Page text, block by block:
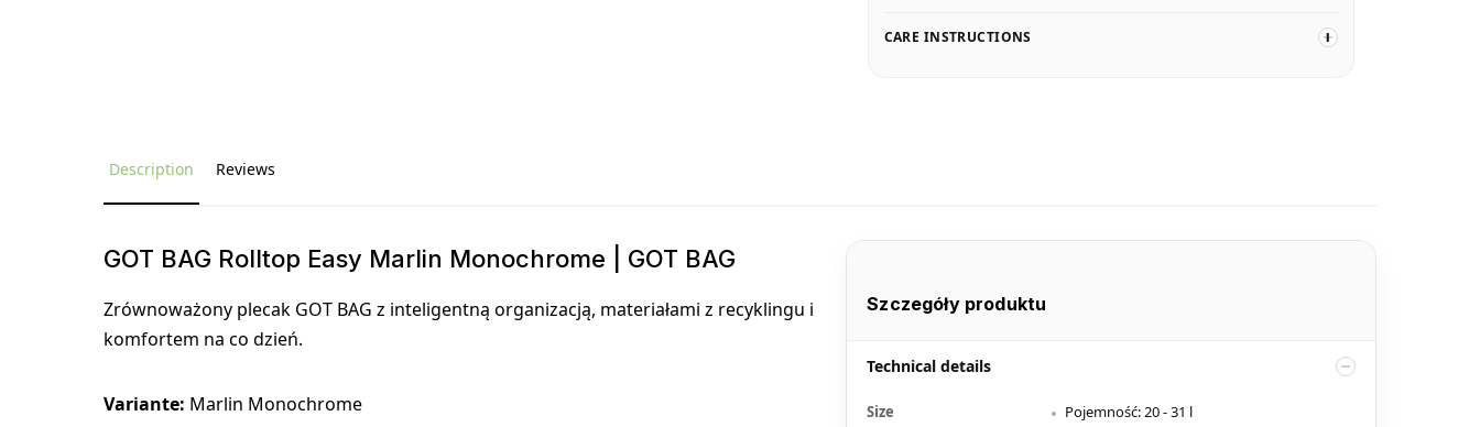
CARE INSTRUCTIONS
Description Reviews
GOT BAG Rolltop Easy Marlin Monochrome | GOT BAG
Zrównoważony plecak GOT BAG z inteligentną organizacją, materiałami z recyklingu i
komfortem na co dzień.
Variante: Marlin Monochrome
Szczegóły produktu
Technical details
Size
Pojemność: 20 - 31 l